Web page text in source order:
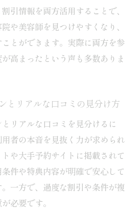
引情報を両方活用することで、
や美容師を見つけやすくなり、
とができます。実際に両方を参
高まったという声も多数ありま
とリアルな口コミの見分け方
リアルな口コミを見分けるに
者の本音を見抜く力が求められ
や大手予約サイトに掲載されて
件や特典内容が明確で安心して
一方で、過度な割引や条件が複
必要です。